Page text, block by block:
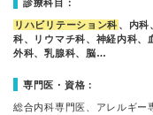
診療科目：
リハビリテーション科 、内科
科、リウマチ科、神経内科、
外科、乳腺科、脳…
専門医・資格：
総合内科専門医、アレルギー